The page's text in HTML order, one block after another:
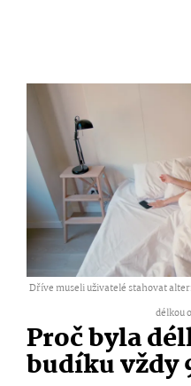
Dříve museli uživatelé stahovat
délkou
Proč byla
budíku vždy